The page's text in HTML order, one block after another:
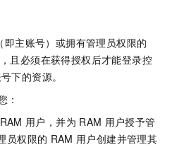
主账号）或拥有管理员权限的
且必须在获得授权后才能登录控
下的资源。
：
RAM 用户，并为 RAM 用户授予管
员权限的 RAM 用户创建并管理其